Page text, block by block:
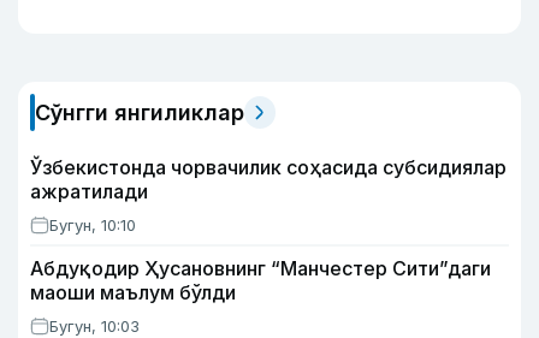
Сўнгги янгиликлар
Ўзбекистонда чорвачилик соҳасида субсидиялар
ажратилади
Бугун, 10:10
Абдуқодир Ҳусановнинг “Манчестер Сити”даги
маоши маълум бўлди
Бугун, 10:03